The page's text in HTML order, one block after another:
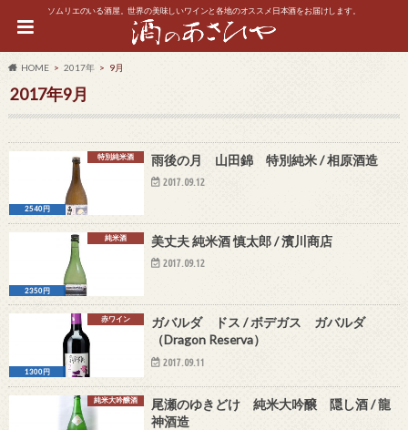
ソムリエのいる酒屋。世界の美味しいワインと各地のオススメ日本酒をお届けします。
HOME 2017年 9月
2017年9月
特別純米酒
2540円
雨後の月 山田錦 特別純米 / 相原酒造
2017.09.12
純米酒
2350円
美丈夫 純米酒 慎太郎 / 濱川商店
2017.09.12
赤ワイン
1300円
ガバルダ ドス / ボデガス ガバルダ
（Dragon Reserva）
2017.09.11
純米大吟醸酒
尾瀬のゆきどけ 純米大吟醸 隠し酒 / 龍
神酒造